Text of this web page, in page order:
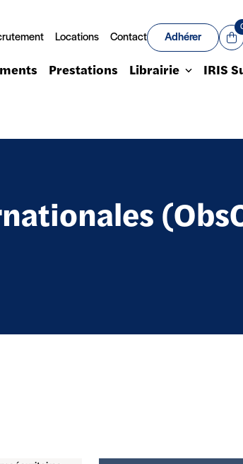
Locations Contact Adhérer
Prestations Librairie IRIS
des Criminalités internationales (ObsCi)"